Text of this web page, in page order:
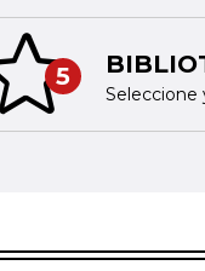
5
Seleccione
slide